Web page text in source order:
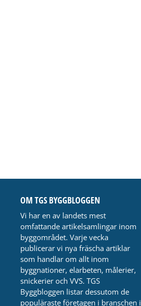
OM TGS BYGGBLOGGEN
Vi har en av landets mest
omfattande artikelsamlingar inom
byggområdet. Varje vecka
publicerar vi nya fräscha artiklar
som handlar om allt inom
byggnationer, elarbeten, målerier,
snickerier och VVS. TGS
Byggbloggen listar dessutom de
populäraste företagen i branschen i